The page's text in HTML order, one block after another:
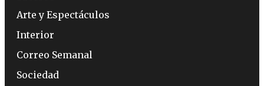
Arte y Espectáculos
Interior
Correo Semanal
Sociedad